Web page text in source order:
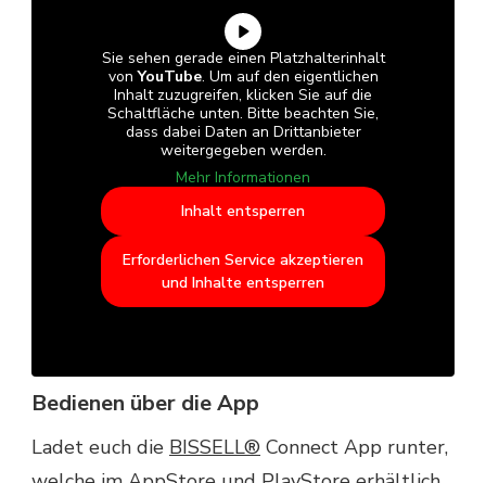
Sie sehen gerade einen Platzhalterinhalt
vonYouTube. Um auf den eigentlichen
Inhalt zuzugreifen, klicken Sie auf die
Schaltfläche unten. Bitte beachten Sie,
dass dabei Daten an Drittanbieter
weitergegeben werden.
Mehr Informationen
Inhalt entsperren
Erforderlichen Service akzeptieren
und Inhalte entsperren
Bedienen über die App
Ladet euch die BISSELL® Connect App runter,